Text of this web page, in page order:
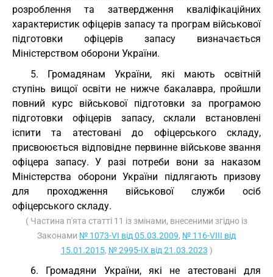
розроблення та затвердження кваліфікаційних
характеристик офіцерів запасу та програм військової
підготовки офіцерів запасу визначається
Міністерством оборони України.
5. Громадянам України, які мають освітній
ступінь вищої освіти не нижче бакалавра, пройшли
повний курс військової підготовки за програмою
підготовки офіцерів запасу, склали встановлені
іспити та атестовані до офіцерського складу,
присвоюється відповідне первинне військове звання
офіцера запасу. У разі потреби вони за наказом
Міністерства оборони України підлягають призову
для проходження військової служби осіб
офіцерського складу.
( Частина п'ята статті 11 із змінами, внесеними згідно із
Законами № 1073-VI від 05.03.2009, № 116-VIII від
15.01.2015, № 2995-IX від 21.03.2023 )
6. Громадяни України, які не атестовані для